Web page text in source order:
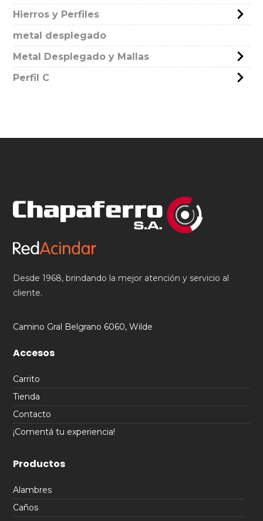
Hierros y Perfiles
metal desplegado
Metal Desplegado y Mallas
Perfil C
Desde 1968, brindando la mejor atención y servicio al
cliente.
Camino Gral Belgrano 6060, Wilde
Accesos
Carrito
Tienda
Contacto
¡Comentá tu experiencia!
Productos
Alambres
Caños